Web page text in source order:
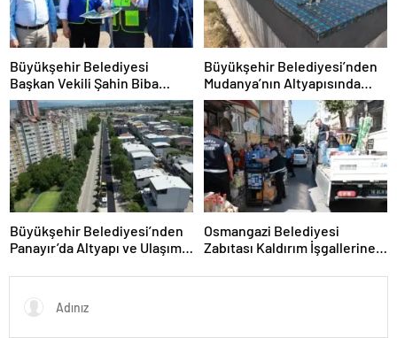
Büyükşehir Belediyesi
Başkan Vekili Şahin Biba
“Şehir Hastanesi Otoparkı Bu
Ay Hizmete Açılacak”
Büyükşehir Belediyesi’nden
Mudanya’nın Altyapısında
Güçlü Yatırım
Büyükşehir Belediyesi’nden
Panayır’da Altyapı ve Ulaşım
Osmangazi Belediyesi
Zabıtası Kaldırım İşgallerine